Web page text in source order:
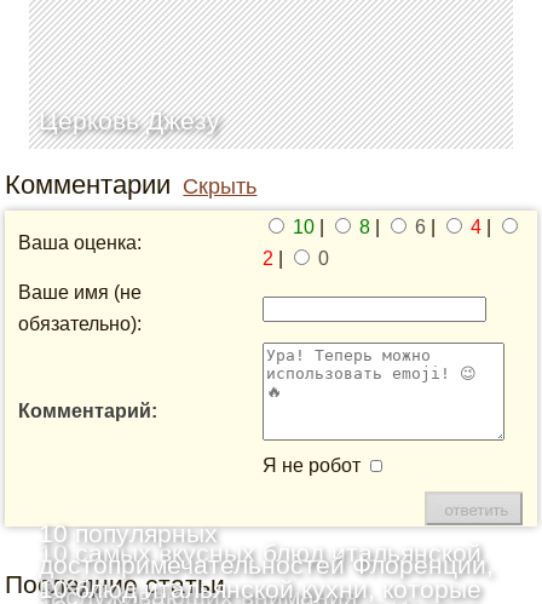
Церковь Джезу
Комментарии Скрыть
Ваша оценка:
10 8 6 4
2
0
Ваше имя (не
обязательно):
Комментарий:
Я не робот
Последние статьи
10 самых вкусных блюд итальянской
кухни
10 популярных
достопримечательностей Флоренции,
заслуживающих внимания
10 блюд итальянской кухни, которые